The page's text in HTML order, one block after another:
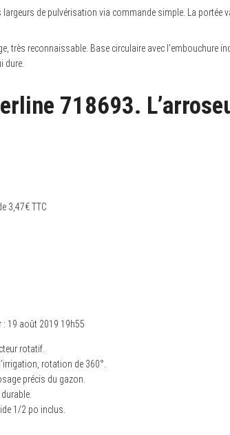
largeurs de pulvérisation via commande simple. La portée
très reconnaissable. Base circulaire avec l’embouchure
dure.
718693.
3,47€ TTC
: 19 août 2019 19h55
rotatif.
rotation de 360°.
précis du gazon.
1/2 po inclus.